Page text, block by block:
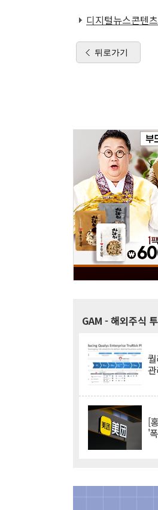
디지털뉴스콘텐
뒤로가기
GAM - 해외주식
[
'